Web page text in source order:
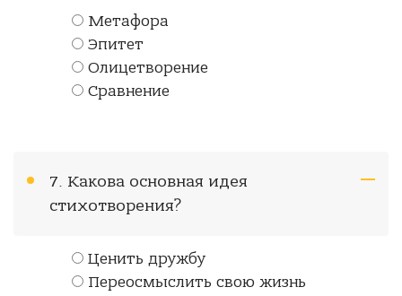
Метафора
Эпитет
Олицетворение
Сравнение
7. Какова основная идея
стихотворения?
Ценить дружбу
Переосмыслить свою жизнь